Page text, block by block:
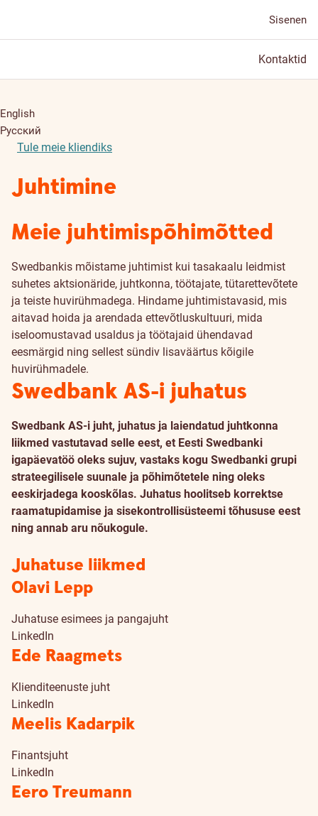
Sisenen
Kontaktid
English
Русский
Tule meie kliendiks
Juhtimine
Meie juhtimispõhimõtted
Swedbankis mõistame juhtimist kui tasakaalu leidmist
suhetes aktsionäride, juhtkonna, töötajate, tütarettevõtete
ja teiste huvirühmadega. Hindame juhtimistavasid, mis
aitavad hoida ja arendada ettevõtluskultuuri, mida
iseloomustavad usaldus ja töötajaid ühendavad
eesmärgid ning sellest sündiv lisaväärtus kõigile
huvirühmadele.
Swedbank AS-i juhatus
Swedbank AS-i juht, juhatus ja laiendatud juhtkonna
liikmed vastutavad selle eest, et Eesti Swedbanki
igapäevatöö oleks sujuv, vastaks kogu Swedbanki grupi
strateegilisele suunale ja põhimõtetele ning oleks
eeskirjadega kooskõlas. Juhatus hoolitseb korrektse
raamatupidamise ja sisekontrollisüsteemi tõhususe eest
ning annab aru nõukogule.
Juhatuse liikmed
Olavi Lepp
Juhatuse esimees ja pangajuht
LinkedIn
Ede Raagmets
Klienditeenuste juht
LinkedIn
Meelis Kadarpik
Finantsjuht
LinkedIn
Eero Treumann